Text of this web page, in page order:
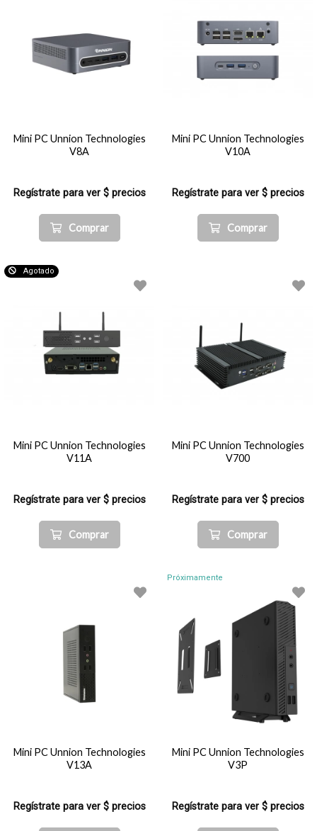
Mini PC Unnion Technologies
V8A
Regístrate para ver $ precios
Comprar
Mini PC Unnion Technologies
V10A
Regístrate para ver $ precios
Comprar
Agotado
Mini PC Unnion Technologies
V11A
Regístrate para ver $ precios
Comprar
Mini PC Unnion Technologies
V700
Regístrate para ver $ precios
Comprar
Mini PC Unnion Technologies
V13A
Regístrate para ver $ precios
Próximamente
Mini PC Unnion Technologies
V3P
Regístrate para ver $ precios